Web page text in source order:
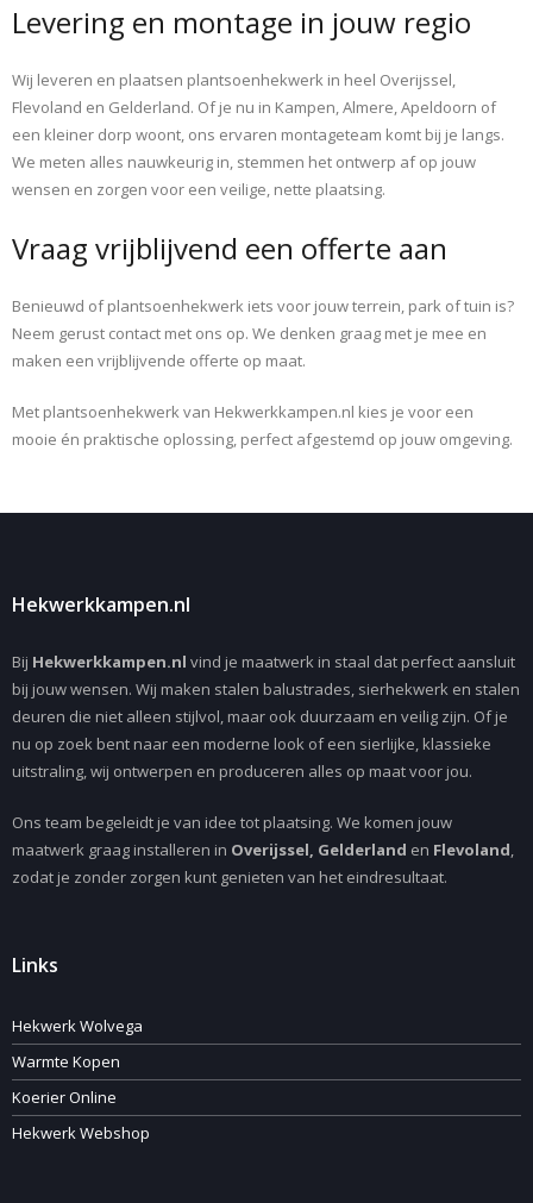
Levering en montage in jouw regio
Wij leveren en plaatsen plantsoenhekwerk in heel Overijssel,
Flevoland en Gelderland. Of je nu in Kampen, Almere, Apeldoorn of
een kleiner dorp woont, ons ervaren montageteam komt bij je langs.
We meten alles nauwkeurig in, stemmen het ontwerp af op jouw
wensen en zorgen voor een veilige, nette plaatsing.
Vraag vrijblijvend een offerte aan
Benieuwd of plantsoenhekwerk iets voor jouw terrein, park of tuin is?
Neem gerust contact met ons op. We denken graag met je mee en
maken een vrijblijvende offerte op maat.
Met plantsoenhekwerk van Hekwerkkampen.nl kies je voor een
mooie én praktische oplossing, perfect afgestemd op jouw omgeving.
Hekwerkkampen.nl
Bij Hekwerkkampen.nl vind je maatwerk in staal dat perfect aansluit
bij jouw wensen. Wij maken stalen balustrades, sierhekwerk en stalen
deuren die niet alleen stijlvol, maar ook duurzaam en veilig zijn. Of je
nu op zoek bent naar een moderne look of een sierlijke, klassieke
uitstraling, wij ontwerpen en produceren alles op maat voor jou.
Ons team begeleidt je van idee tot plaatsing. We komen jouw
maatwerk graag installeren in Overijssel, Gelderland en Flevoland,
zodat je zonder zorgen kunt genieten van het eindresultaat.
Links
Hekwerk Wolvega
Warmte Kopen
Koerier Online
Hekwerk Webshop